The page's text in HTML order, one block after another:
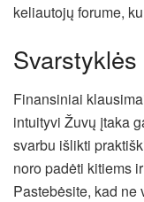
keliautojų forume,
Svarstyklės
Finansiniai
intuityvi Žuvų įtaka
svarbu išlikti
noro padėti kitiems
Pastebėsite, kad